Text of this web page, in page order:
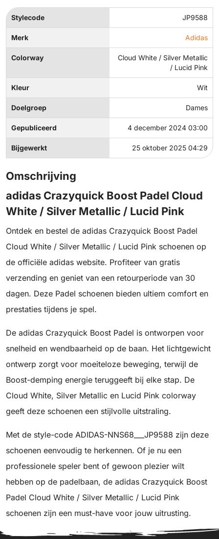
Stylecode JP9588
Merk Adidas
Colorway
Cloud White / Silver Metallic
/ Lucid Pink
Kleur Wit
Doelgroep Dames
Gepubliceerd 4 december 2024 03:00
Bijgewerkt 25 oktober 2025 04:29
Omschrijving
adidas Crazyquick Boost Padel Cloud
White / Silver Metallic / Lucid Pink
Ontdek en bestel de adidas Crazyquick Boost Padel
Cloud White / Silver Metallic / Lucid Pink schoenen op
de officiële adidas website. Profiteer van gratis
verzending en geniet van een retourperiode van 30
dagen. Deze Padel schoenen bieden ultiem comfort en
prestaties tijdens je spel.
De adidas Crazyquick Boost Padel is ontworpen voor
snelheid en wendbaarheid op de baan. Het lichtgewicht
ontwerp zorgt voor moeiteloze beweging, terwijl de
Boost-demping energie teruggeeft bij elke stap. De
Cloud White, Silver Metallic en Lucid Pink colorway
geeft deze schoenen een stijlvolle uitstraling.
Met de style-code ADIDAS-NNS68___JP9588 zijn deze
schoenen eenvoudig te herkennen. Of je nu een
professionele speler bent of gewoon plezier wilt
hebben op de padelbaan, de adidas Crazyquick Boost
Padel Cloud White / Silver Metallic / Lucid Pink
schoenen zijn een must-have voor jouw uitrusting.